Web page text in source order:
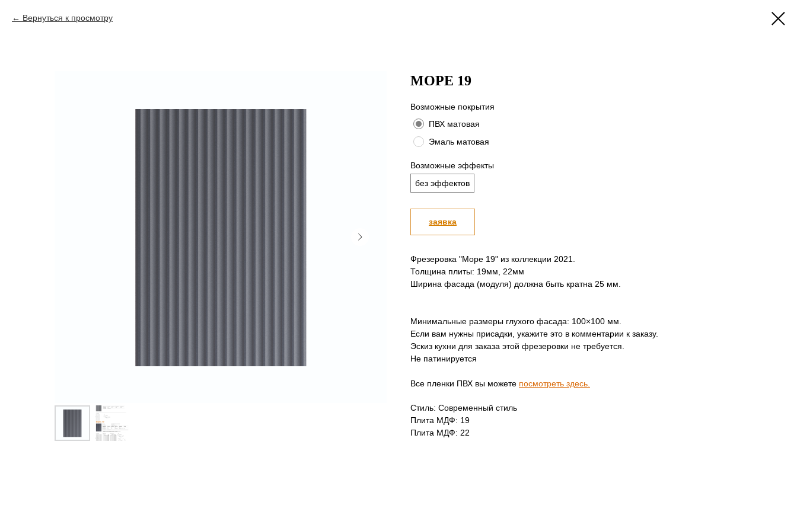
Вернуться к просмотру
МОРЕ 19
Возможные покрытия
ПВХ матовая
Эмаль матовая
Возможные эффекты
без эффектов
заявка
Фрезеровка "Море 19" из коллекции 2021.
Толщина плиты: 19мм, 22мм
Ширина фасада (модуля) должна быть кратна 25 мм.
Минимальные размеры глухого фасада: 100×100 мм.
Если вам нужны присадки, укажите это в комментарии к заказу.
Эскиз кухни для заказа этой фрезеровки не требуется.
Не патинируется
Все пленки ПВХ вы можете посмотреть здесь.
Стиль: Современный стиль
Плита МДФ: 19
Плита МДФ: 22